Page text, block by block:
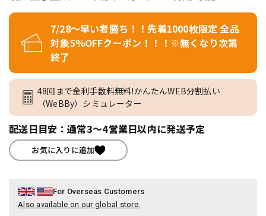
7/28～早い者勝ち！！先着1000枚限定 全品
対象5％OFFクーポン！！！※無くなり次第
終了
48回まで金利手数料無料!かんたんWEB分割払い
（WeBBy）シミュレーター
配送日目安：通常3～4営業日以内に発送予定
お気に入りに追加
For Overseas Customers
Also available on our global store.